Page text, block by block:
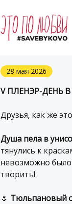
28 мая 2026
V ПЛЕНЭР-ДЕНЬ
Друзья, как же
Душа пела в
тянулись к
невозможно было
творить!
🌷 Тюльпановый